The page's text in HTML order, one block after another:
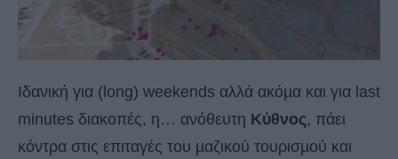
Ιδανική για (long) weekends αλλά ακόµα και για last
minutes διακοπές, η… ανόθευτη Κύθνος, πάει
κόντρα στις επιταγές του µαζικού τουρισµού και